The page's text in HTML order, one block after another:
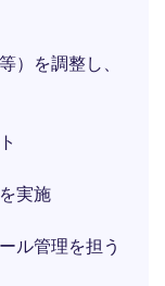
）を調整し、
実施
ル管理を担う